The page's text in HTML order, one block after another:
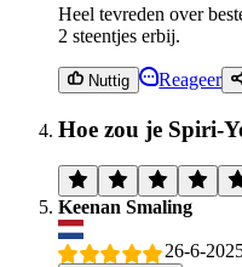
Heel tevreden over
2 steentjes erbij.
Nuttig Reageer
Hoe zou je Spiri-
Keenan Smaling
26-6-